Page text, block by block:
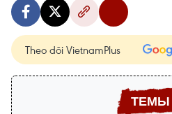
Theo dõi VietnamPlus